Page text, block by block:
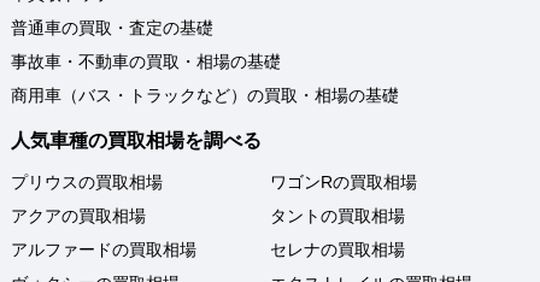
普通車の買取・査定の基礎
事故車・不動車の買取・相場の基礎
商用車（バス・トラックなど）の買取・相場の基礎
人気車種の買取相場を調べる
プリウスの買取相場
アクアの買取相場
アルファードの買取相場
ワゴンRの買取相場
タントの買取相場
セレナの買取相場